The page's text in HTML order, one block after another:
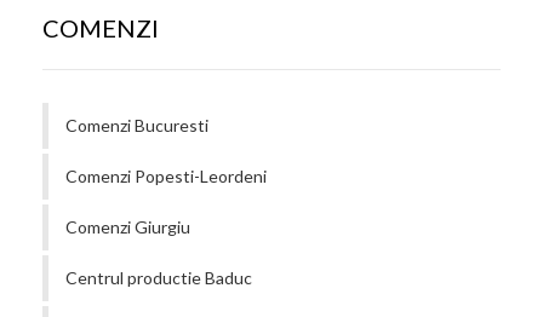
COMENZI
Comenzi Bucuresti
Comenzi Popesti-Leordeni
Comenzi Giurgiu
Centrul productie Baduc